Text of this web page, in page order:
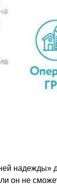
надежды»
он не